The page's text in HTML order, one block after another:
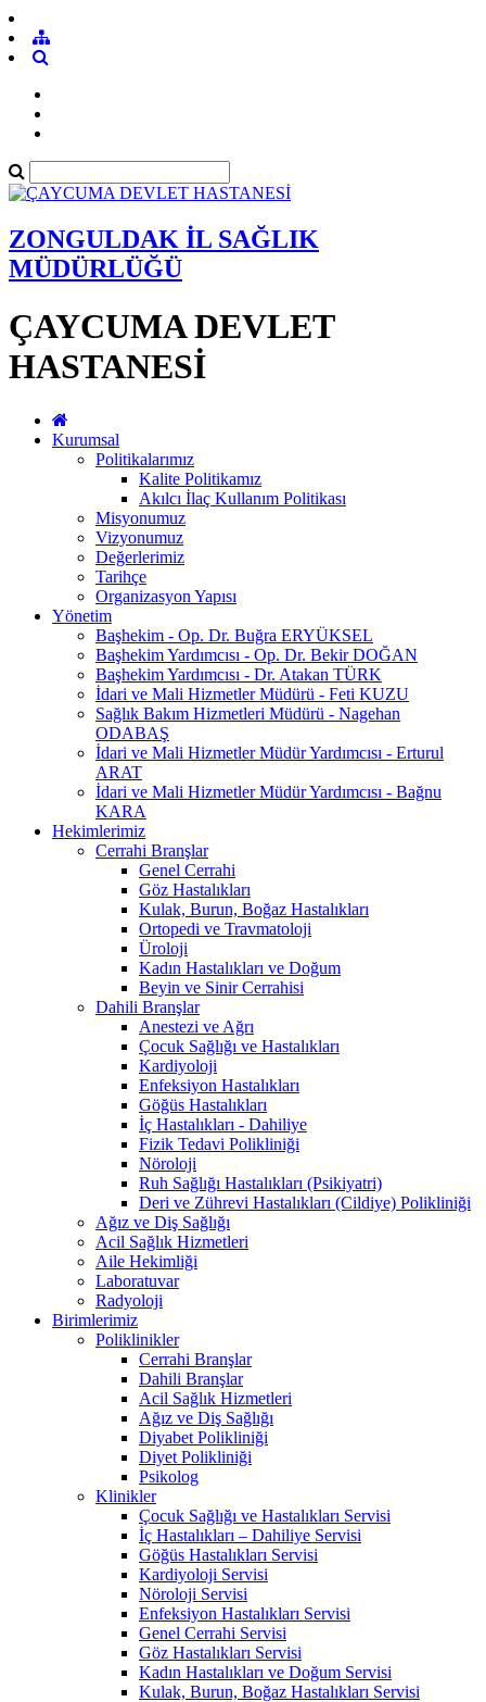
ZONGULDAK İL SAĞLIK
MÜDÜRLÜĞÜ
ÇAYCUMA DEVLET
HASTANESİ
Kurumsal
Politikalarımız
Kalite Politikamız
Akılcı İlaç Kullanım Politikası
Misyonumuz
Vizyonumuz
Değerlerimiz
Tarihçe
Organizasyon Yapısı
Yönetim
Başhekim - Op. Dr. Buğra ERYÜKSEL
Başhekim Yardımcısı - Op. Dr. Bekir DOĞAN
Başhekim Yardımcısı - Dr. Atakan TÜRK
İdari ve Mali Hizmetler Müdürü - Feti KUZU
Sağlık Bakım Hizmetleri Müdürü - Nagehan
ODABAŞ
İdari ve Mali Hizmetler Müdür Yardımcısı - Erturul
ARAT
İdari ve Mali Hizmetler Müdür Yardımcısı - Bağnu
KARA
Hekimlerimiz
Cerrahi Branşlar
Genel Cerrahi
Göz Hastalıkları
Kulak, Burun, Boğaz Hastalıkları
Ortopedi ve Travmatoloji
Üroloji
Kadın Hastalıkları ve Doğum
Beyin ve Sinir Cerrahisi
Dahili Branşlar
Anestezi ve Ağrı
Çocuk Sağlığı ve Hastalıkları
Kardiyoloji
Enfeksiyon Hastalıkları
Göğüs Hastalıkları
İç Hastalıkları - Dahiliye
Fizik Tedavi Polikliniği
Nöroloji
Ruh Sağlığı Hastalıkları (Psikiyatri)
Deri ve Zührevi Hastalıkları (Cildiye) Polikliniği
Ağız ve Diş Sağlığı
Acil Sağlık Hizmetleri
Aile Hekimliği
Laboratuvar
Radyoloji
Birimlerimiz
Poliklinikler
Cerrahi Branşlar
Dahili Branşlar
Acil Sağlık Hizmetleri
Ağız ve Diş Sağlığı
Diyabet Polikliniği
Diyet Polikliniği
Psikolog
Klinikler
Çocuk Sağlığı ve Hastalıkları Servisi
İç Hastalıkları – Dahiliye Servisi
Göğüs Hastalıkları Servisi
Kardiyoloji Servisi
Nöroloji Servisi
Enfeksiyon Hastalıkları Servisi
Genel Cerrahi Servisi
Göz Hastalıkları Servisi
Kadın Hastalıkları ve Doğum Servisi
Kulak, Burun, Boğaz Hastalıkları Servisi